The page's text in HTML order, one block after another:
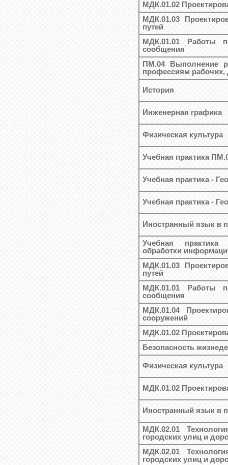
МДК.01.02
МДК.01.03
путей
МДК.01.01 Работы
сообщения
ПМ.04 Выполнение
профессиям
История
Инженерная графика
Физическая культура
Учебная практика
Учебная практика -
Учебная практика -
Иностранный язык в
Учебная
обработки
МДК.01.03
путей
МДК.01.01 Работы
сообщения
МДК.01.04
сооружений
МДК.01.02
Безопасность
Физическая культура
МДК.01.02
Иностранный язык в
МДК.02.01
городских улиц и
МДК.02.01
городских улиц и